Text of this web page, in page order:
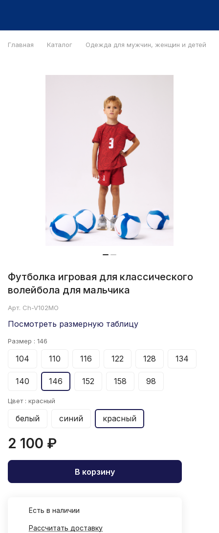
Главная Каталог Одежда для мужчин, женщин и детей
Футболка игровая для классического
волейбола для мальчика
Арт. Ch-V102MO
Посмотреть размерную таблицу
Размер : 146
104 110 116 122 128 134
140 146 152 158 98
Цвет : красный
белый синий красный
2 100 ₽
В корзину
Есть в наличии
Рассчитать доставку